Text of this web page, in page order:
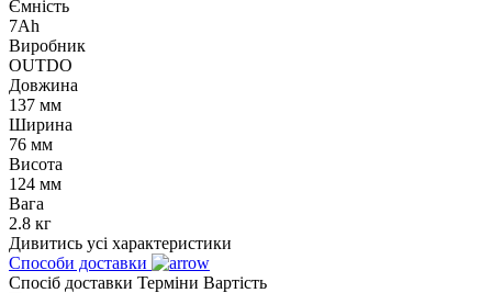
Ємність
7Ah
Виробник
OUTDO
Довжина
137 мм
Ширина
76 мм
Висота
124 мм
Вага
2.8 кг
Дивитись усі характеристики
Способи доставки
Спосіб доставки Терміни Вартість